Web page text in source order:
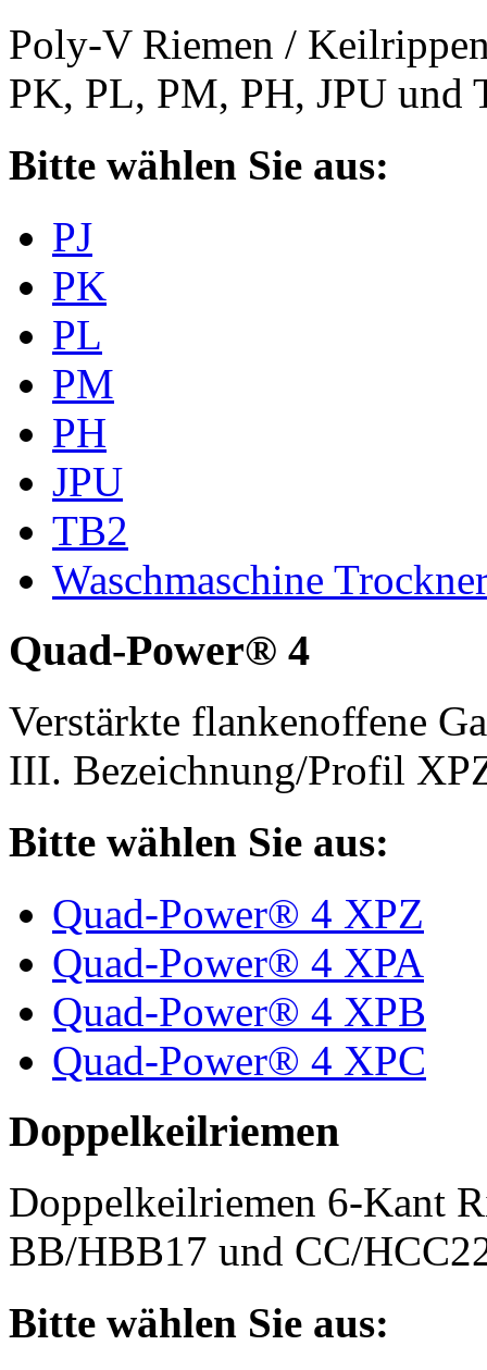
Poly-V Riemen /
PK, PL, PM, PH, JPU und
Bitte wählen Sie aus:
PJ
PK
PL
PM
PH
JPU
TB2
Waschmaschine
Quad-Power® 4
Verstärkte flankenoffene
III. Bezeichnung/Profil
Bitte wählen Sie aus:
Quad-Power® 4 XPZ
Quad-Power® 4 XPA
Quad-Power® 4 XPB
Quad-Power® 4 XPC
Doppelkeilriemen
Doppelkeilriemen 6-Kant
BB/HBB17 und CC/
Bitte wählen Sie aus: